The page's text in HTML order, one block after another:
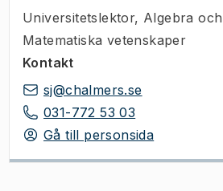
Universitetslektor, Algebra
Matematiska vetenskaper
Kontakt
sj@chalmers.se
031-772 53 03
Gå till personsida